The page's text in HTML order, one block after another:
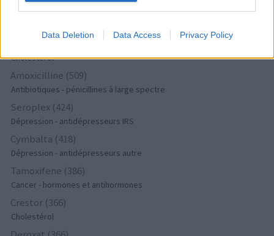
Data Deletion Data Access Privacy Policy
Lyrica (572)
Cholestérol
Amoxicilline (509)
Antibiotiques - pénicillines à large spectre
Seroplex (424)
Dépression - antidépresseurs IRS
Cymbalta (418)
Dépression - antidépresseurs autre
Tamoxifene (386)
Cancer - hormones et antihormones
Crestor (366)
Cholestérol